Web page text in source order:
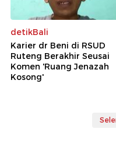
detikBali
Karier dr Beni di RSUD
Ruteng Berakhir Seusai
Komen 'Ruang Jenazah
Kosong'